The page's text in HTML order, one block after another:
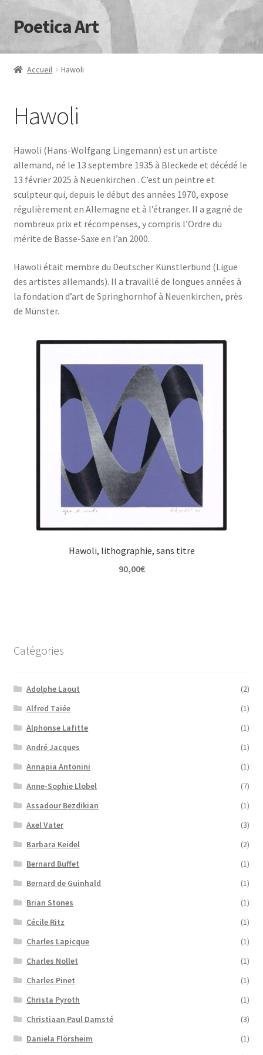
Aller
à
la
navigation
Aller
au
contenu
Poetica Art
Accueil Hawoli
Hawoli
Hawoli (Hans-Wolfgang Lingemann) est un artiste
allemand, né le 13 septembre 1935 à Bleckede et décédé le
13 février 2025 à Neuenkirchen . C’est un peintre et
sculpteur qui, depuis le début des années 1970, expose
régulièrement en Allemagne et à l’étranger. Il a gagné de
nombreux prix et récompenses, y compris l’Ordre du
mérite de Basse-Saxe en l’an 2000.
Hawoli était membre du Deutscher Künstlerbund (Ligue
des artistes allemands). Il a travaillé de longues années à
la fondation d’art de Springhornhof à Neuenkirchen, près
de Münster.
Hawoli, lithographie, sans titre
90,00€
Catégories
Adolphe Laout
(2)
Alfred Taiée
(1)
Alphonse Lafitte
(1)
André Jacques
(1)
Annapia Antonini
(1)
Anne-Sophie Llobel
(7)
Assadour Bezdikian
(1)
Axel Vater
(3)
Barbara Keidel
(2)
Bernard Buffet
(1)
Bernard de Guinhald
(1)
Brian Stones
(1)
Cécile Ritz
(1)
Charles Lapicque
(1)
Charles Nollet
(1)
Charles Pinet
(1)
Christa Pyroth
(1)
Christiaan Paul Damsté
(3)
Daniela Flörsheim
(1)